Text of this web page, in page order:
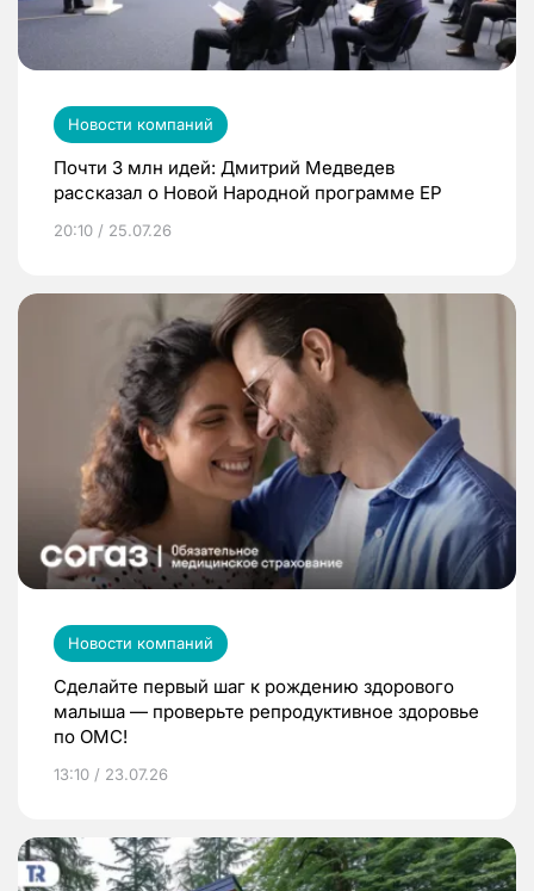
Новости компаний
Почти 3 млн идей: Дмитрий Медведев
рассказал о Новой Народной программе ЕР
20:10 / 25.07.26
Новости компаний
Сделайте первый шаг к рождению здорового
малыша — проверьте репродуктивное здоровье
по ОМС!
13:10 / 23.07.26